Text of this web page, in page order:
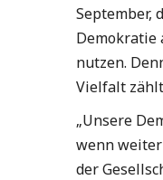
September,
Demokratie
nutzen.
Vielfalt
„Unsere
wenn
der